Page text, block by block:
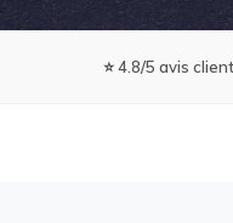
⭐ 4.8/5 avis